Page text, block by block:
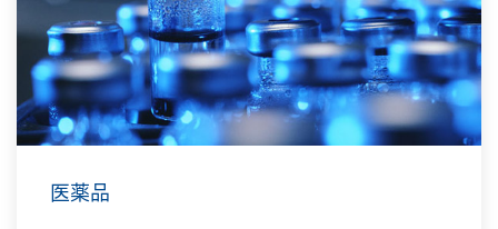
医薬品